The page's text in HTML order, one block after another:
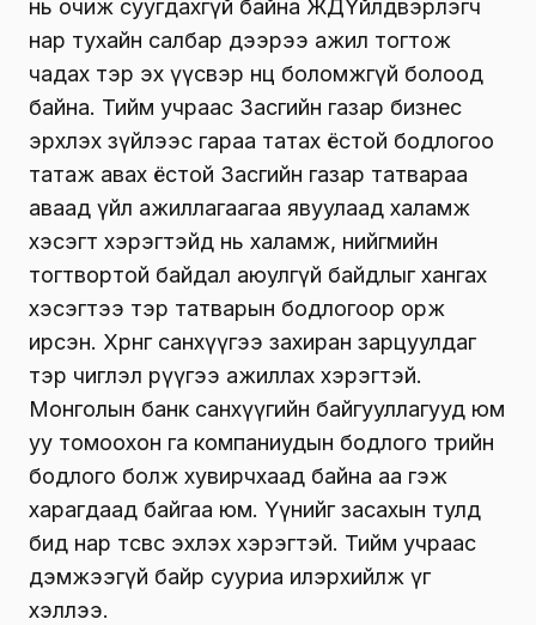
нь очиж суугдахгүй байна ЖДҮйлдвэрлэгч
нар тухайн салбар дээрээ ажил тогтож
чадах тэр эх үүсвэр нөөц боломжгүй болоод
байна. Тийм учраас Засгийн газар бизнес
эрхлэх зүйлээс гараа татах ёстой бодлогоо
татаж авах ёстой Засгийн газар татвараа
аваад үйл ажиллагаагаа явуулаад халамж
хэсэгт хэрэгтэйд нь халамж, нийгмийн
тогтвортой байдал аюулгүй байдлыг хангах
хэсэгтээ тэр татварын бодлогоор орж
ирсэн. Хөрөнгө санхүүгээ захиран зарцуулдаг
тэр чиглэл рүүгээ ажиллах хэрэгтэй.
Монголын банк санхүүгийн байгууллагууд юм
уу томоохон га компаниудын бодлого төрийн
бодлого болж хувирчхаад байна аа гэж
харагдаад байгаа юм. Үүнийг засахын тулд
бид нар төсвөөсөө эхлэх хэрэгтэй. Тийм учраас
дэмжээгүй байр сууриа илэрхийлж үг
хэллээ.